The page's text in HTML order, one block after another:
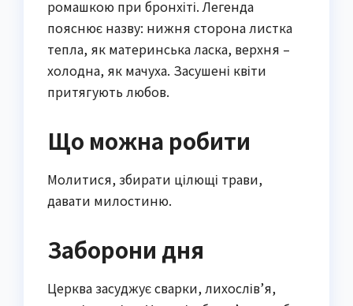
ромашкою при бронхіті. Легенда
пояснює назву: нижня сторона листка
тепла, як материнська ласка, верхня –
холодна, як мачуха. Засушені квіти
притягують любов.
Що можна робити
Молитися, збирати цілющі трави,
давати милостиню.
Заборони дня
Церква засуджує сварки, лихослів’я,